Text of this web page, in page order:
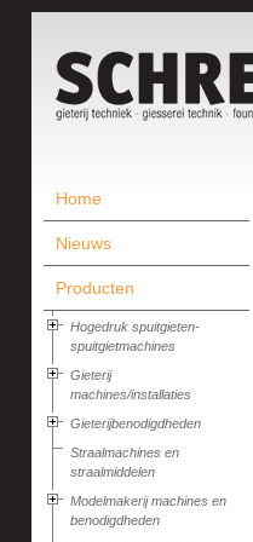
Home
Nieuws
Producten
Hogedruk spuitgieten-
spuitgietmachines
Gieterij
machines/installaties
Gieterijbenodigdheden
Straalmachines en
straalmiddelen
Modelmakerij machines en
benodigdheden